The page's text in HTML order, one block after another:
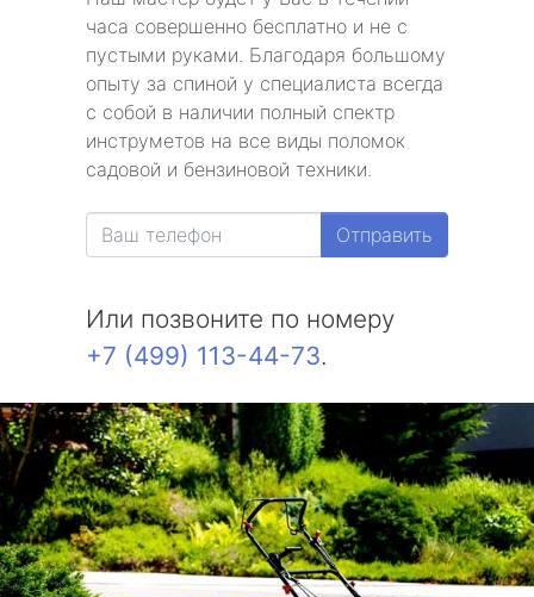
часа совершенно бесплатно и не с
пустыми руками. Благодаря большому
опыту за спиной у специалиста всегда
с собой в наличии полный спектр
инструметов на все виды поломок
садовой и бензиновой техники.
Отправить
Или позвоните по номеру
+7 (499) 113-44-73.